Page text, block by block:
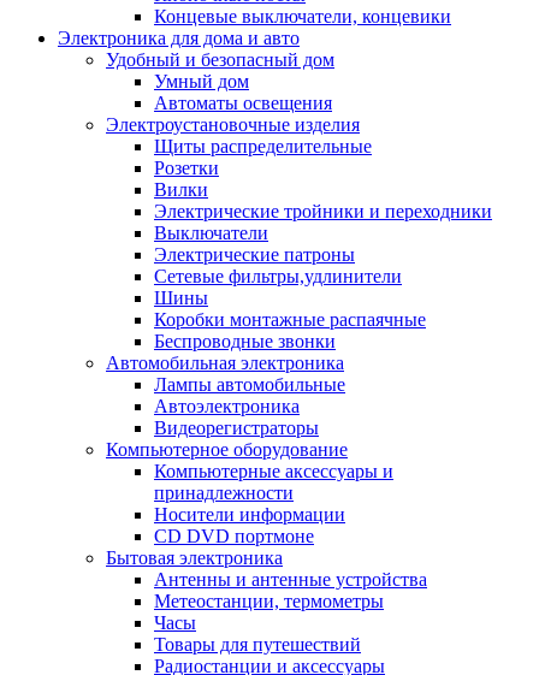
Концевые выключатели, концевики
Электроника для дома и авто
Удобный и безопасный дом
Умный дом
Автоматы освещения
Электроустановочные изделия
Щиты распределительные
Розетки
Вилки
Электрические тройники и переходники
Выключатели
Электрические патроны
Сетевые фильтры,удлинители
Шины
Коробки монтажные распаячные
Беспроводные звонки
Автомобильная электроника
Лампы автомобильные
Автоэлектроника
Видеорегистраторы
Компьютерное оборудование
Компьютерные аксессуары и
принадлежности
Носители информации
CD DVD портмоне
Бытовая электроника
Антенны и антенные устройства
Метеостанции, термометры
Часы
Товары для путешествий
Радиостанции и аксессуары